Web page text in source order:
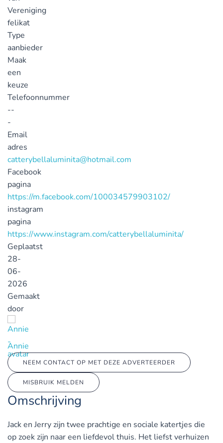
Vereniging
felikat
Type
aanbieder
Maak
een
keuze
Telefoonnummer
--
-
Email
adres
catterybellaluminita@hotmail.com
Facebook
pagina
https://m.facebook.com/100034579903102/
instagram
pagina
https://www.instagram.com/catterybellaluminita/
Geplaatst
28-
06-
2026
Gemaakt
door
Annie
NEEM CONTACT OP MET DEZE ADVERTEERDER
MISBRUIK MELDEN
Omschrijving
Jack en Jerry zijn twee prachtige en sociale katertjes die
op zoek zijn naar een liefdevol thuis. Het liefst verhuizen